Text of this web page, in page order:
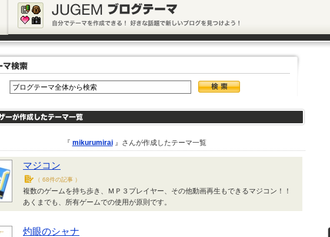
『 mikurumirai』さんが作成したテーマ一覧
マジコン
（ 68件の記事 ）
複数のゲームを持ち歩き、ＭＰ３プレイヤー、その他動画再生もできるマジコン！！
あくまでも、所有ゲームでの使用が原則です。
灼眼のシャナ